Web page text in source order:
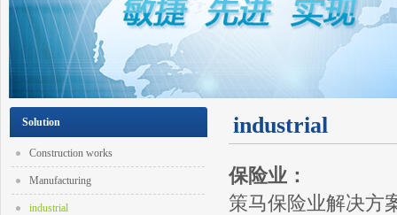
Solution
Construction works
Manufacturing
industrial
industrial
保险业：
策马保险业解决方